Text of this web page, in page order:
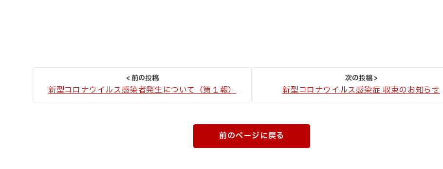
新型コロナウイルス感染者発生について（第１報） 新型コロナウイルス感染症 収束のお知らせ
前のページに戻る